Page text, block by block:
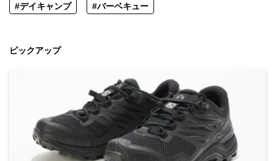
#デイキャンプ #バーベキュー
ピックアップ